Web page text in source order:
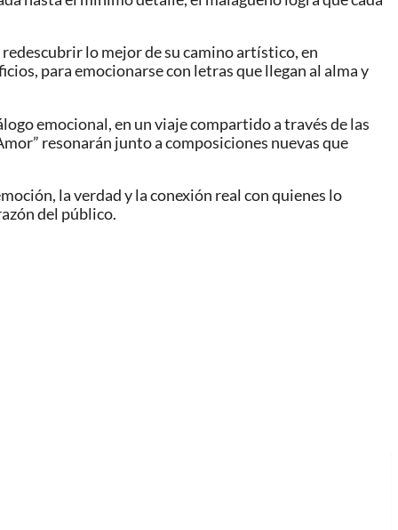
lo mejor de su camino artístico, en
para emocionarse con letras que llegan al alma y
emocional, en un viaje compartido a través de las
resonarán junto a composiciones nuevas que
la verdad y la conexión real con quienes lo
del público.